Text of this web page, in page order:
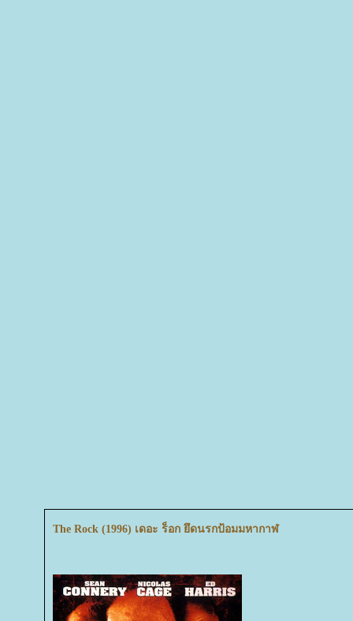
The Rock (1996) เดอะ ร็อก ยึดนรกป้อมมหากาฬ